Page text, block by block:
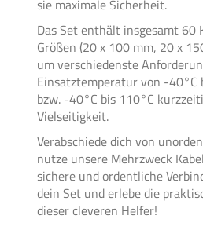
sie maximale Sicherheit.
Das Set enthält insgesamt 60
Größen (20 x 100 mm, 20 x
um verschiedenste
Einsatztemperatur von -40°C
bzw. -40°C bis 110°C
Vielseitigkeit.
Verabschiede dich von
nutze unsere Mehrzweck
sichere und ordentliche
dein Set und erlebe die
dieser cleveren Helfer!